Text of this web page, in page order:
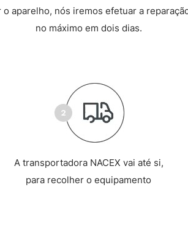
aparelho, nós iremos efetuar a
no máximo em dois dias.
A transportadora NACEX vai até si,
para recolher o equipamento